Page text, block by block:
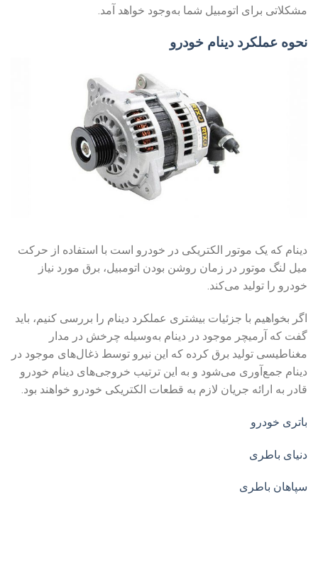
مشکلاتی برای اتومبیل شما به‌وجود خواهد آمد.
نحوه عملکرد دینام خودرو
دینام که یک موتور الکتریکی در خودرو است با استفاده از حرکت
میل لنگ موتور در زمان روشن بودن اتومبیل، برق مورد نیاز
خودرو را تولید می‌کند.
اگر بخواهیم با جزئیات بیشتری عملکرد دینام را بررسی کنیم، باید
گفت که آرمیچر موجود در دینام به‌وسیله چرخش در مدار
مغناطیسی تولید برق کرده که این نیرو توسط ذغال‌های موجود در
دینام جمع‌آوری می‌شود و به این ترتیب خروجی‌های دینام خودرو
قادر به ارائه جریان لازم به قطعات الکتریکی خودرو خواهند بود.
باتری خودرو
دنیای باطری
سپاهان باطری